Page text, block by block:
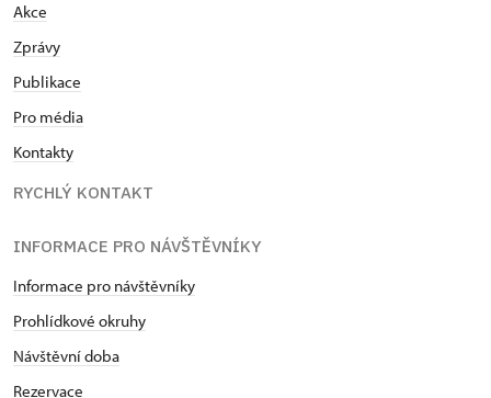
Akce
Zprávy
Publikace
Pro média
Kontakty
RYCHLÝ KONTAKT
INFORMACE PRO NÁVŠTĚVNÍKY
Informace pro návštěvníky
Prohlídkové okruhy
Návštěvní doba
Rezervace